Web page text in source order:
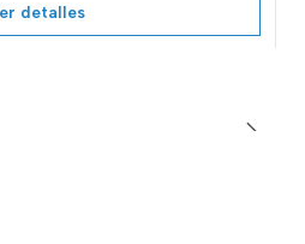
detalles